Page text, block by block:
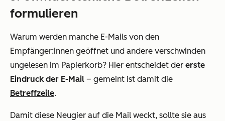
formulieren
Warum werden manche E-Mails von den
Empfänger:innen geöffnet und andere verschwinden
ungelesen im Papierkorb? Hier entscheidet der erste
Eindruck der E-Mail – gemeint ist damit die
Betreffzeile.
Damit diese Neugier auf die Mail weckt, sollte sie aus